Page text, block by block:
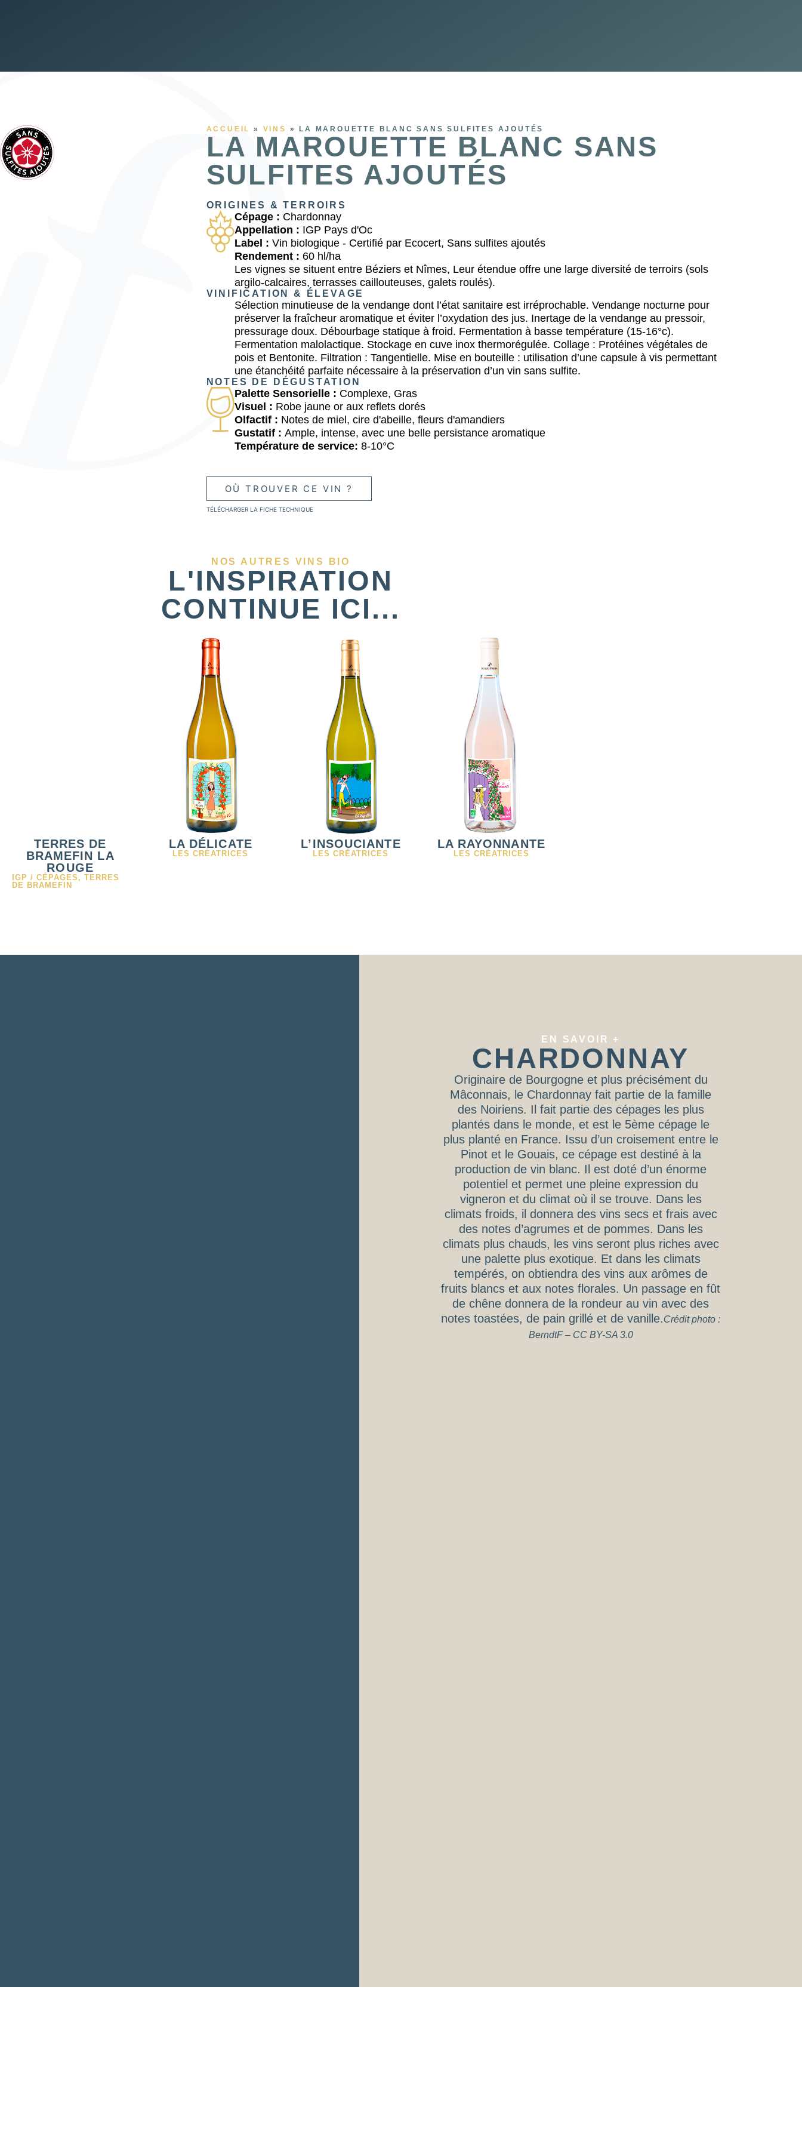
ACCUEIL » VINS » LA MAROUETTE BLANC SANS SULFITES AJOUTÉS
LA MAROUETTE BLANC SANS
SULFITES AJOUTÉS
ORIGINES & TERROIRS
Cépage : Chardonnay
Appellation : IGP Pays d'Oc
Label : Vin biologique - Certifié par Ecocert, Sans sulfites ajoutés
Rendement : 60 hl/ha
Les vignes se situent entre Béziers et Nîmes, Leur étendue offre une large diversité de terroirs (sols
argilo-calcaires, terrasses caillouteuses, galets roulés).
VINIFICATION & ÉLEVAGE
Sélection minutieuse de la vendange dont l’état sanitaire est irréprochable. Vendange nocturne pour
préserver la fraîcheur aromatique et éviter l’oxydation des jus. Inertage de la vendange au pressoir,
pressurage doux. Débourbage statique à froid. Fermentation à basse température (15-16°c).
Fermentation malolactique. Stockage en cuve inox thermorégulée. Collage : Protéines végétales de
pois et Bentonite. Filtration : Tangentielle. Mise en bouteille : utilisation d’une capsule à vis permettant
une étanchéité parfaite nécessaire à la préservation d’un vin sans sulfite.
NOTES DE DÉGUSTATION
Palette Sensorielle : Complexe, Gras
Visuel : Robe jaune or aux reflets dorés
Olfactif : Notes de miel, cire d'abeille, fleurs d'amandiers
Gustatif : Ample, intense, avec une belle persistance aromatique
Température de service: 8-10°C
OÙ TROUVER CE VIN ?
TÉLÉCHARGER LA FICHE TECHNIQUE
NOS AUTRES VINS BIO
L'INSPIRATION
CONTINUE ICI...
TERRES DE
BRAMEFIN LA
ROUGE
IGP / CÉPAGES , TERRES
DE BRAMEFIN
LA DÉLICATE
LES CRÉATRICES
L’INSOUCIANTE
LES CRÉATRICES
LA RAYONNANTE
LES CRÉATRICES
EN SAVOIR +
CHARDONNAY
Originaire de Bourgogne et plus précisément du
Mâconnais, le Chardonnay fait partie de la famille
des Noiriens. Il fait partie des cépages les plus
plantés dans le monde, et est le 5ème cépage le
plus planté en France. Issu d’un croisement entre le
Pinot et le Gouais, ce cépage est destiné à la
production de vin blanc. Il est doté d’un énorme
potentiel et permet une pleine expression du
vigneron et du climat où il se trouve. Dans les
climats froids, il donnera des vins secs et frais avec
des notes d’agrumes et de pommes. Dans les
climats plus chauds, les vins seront plus riches avec
une palette plus exotique. Et dans les climats
tempérés, on obtiendra des vins aux arômes de
fruits blancs et aux notes florales. Un passage en fût
de chêne donnera de la rondeur au vin avec des
notes toastées, de pain grillé et de vanille.Crédit photo :
BerndtF – CC BY-SA 3.0